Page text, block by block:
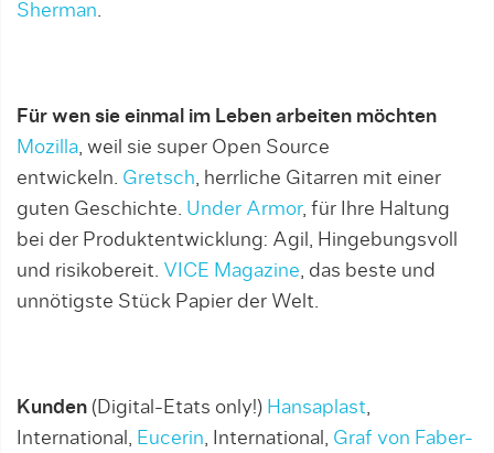
Sherman.
Für wen sie einmal im Leben arbeiten möchten
Mozilla, weil sie super Open Source
entwickeln. Gretsch, herrliche Gitarren mit einer
guten Geschichte. Under Armor, für Ihre Haltung
bei der Produktentwicklung: Agil, Hingebungsvoll
und risikobereit. VICE Magazine, das beste und
unnötigste Stück Papier der Welt.
Kunden (Digital-Etats only!) Hansaplast,
International, Eucerin, International, Graf von Faber-